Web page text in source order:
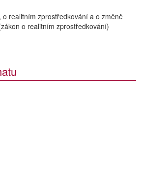
o realitním zprostředkování a o změně
o realitním zprostředkování)